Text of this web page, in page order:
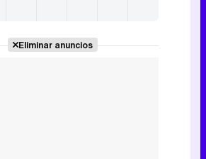
Eliminar anuncios